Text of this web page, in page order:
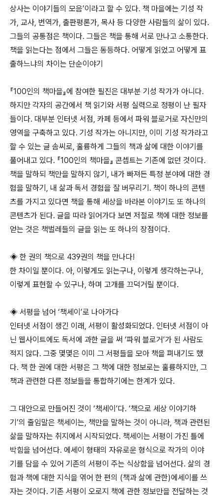
상사는 이야기들의 모음’이라고 할 수 있다. 책 마을에는 기성 작
가, 교사, 번역가, 출판평론가, 목사 등 다양한 사람들의 삶이 있다.
그들의 공통점은 책이다. 그들은 책을 통해 서로 만나고 소통한다.
책을 읽는다는 점에서 그들은 동등하다. 어떻게 읽었고 어떻게 표
출하느냐의 차이는 단순이야기
『100인의 책마을』에 참여한 필진은 대부분 기성 작가가 아니다.
하지만 각자의 공간에서 책 읽기와 서평 실력으로 정평이 난 필자
들이다. 대부분 인터넷 서점, 카페 등에서 파워 블로거로 자신만의
영역을 구축하고 있다. 기성 작가는 아니지만, 이미 기성 작가라고
할 수 있는 글 솜씨로, 훌륭하게 그들의 책과 삶에 대한 이야기를
풀어내고 있다. 『100인의 책마을』 콘셉트는 기존에 없던 것이다.
책을 말하되 책만을 말하지 않기, 내가 빠져든 특정 분야에 대한 경
험을 말하기, 내 삶과 독서 경험을 잘 버무리기. 책이 하나의 콘텐
츠를 가지고 있다면 책을 통해 세상을 바라본 이야기도 또 하나의
콘텐츠가 된다. 글을 따라 읽어가다 보면 저절로 책에 대한 정보를
얻는 것은 책벌레들의 글을 읽는 또 하나의 장점이다.
◈ 한 권의 책으로 439권의 책을 만나다!
한 차이일 뿐이다. 아, 이렇게도 읽는구나, 이렇게 생각하는구나,
이렇게 표현할 수 있구나, 하며 고개를 끄덕거릴 뿐이다.
◈ 서평을 넘어 ‘책세이’로 나아가다
인터넷 서점이 생긴 이래, 서평이 활성화되었다. 인터넷 서점이 아
닌 웹사이트에도 독서에 과한 글을 써 ‘파워 블로거’가 된 사람도
적지 않다. 그중 몇몇은 이미 그 서평들을 모아 책을 펴내기도 했
다. 책 한 권에 대한 서평은 그 책에 대한 정보로는 훌륭하지만, 그
책과 관련한 다른 정보들을 통합하기에는 한계가 있다.
그 대안으로 만들어진 것이 ‘책세이’다. ‘책으로 세상 이야기하
기’의 줄임말은 책세이는, 책만을 말하는 것이 아니라, 책과 관련된
삶을 말하자는 취지에서 시작되었다. 책세이는 서평이 가진 틀에
박힘을 넘어선다. 에세이 형태의 자유로운 형식으로 작가의 이야
기를 담을 수 있어 기존의 서평이 주는 식상함을 넘어선다. 삶의 경
험과 책에 대한 지식을 엮어 한 편의 (책과 삶에 관한)에세이를 쓰
자는 것이다. 기존 서평이 오로지 책에 관한 정보만을 전달하는 것